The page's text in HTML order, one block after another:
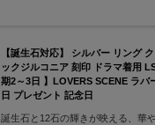
【誕生石対応】 シルバー リング
ックジルコニア 刻印 ドラマ着用
期2～3日 】LOVERS SCENE ラバ
日 プレゼント 記念日
誕生石と12石の輝きが映える、華